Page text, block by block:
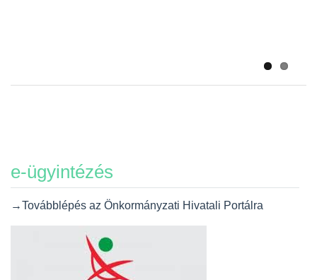
e-ügyintézés
→Továbblépés az Önkormányzati Hivatali Portálra